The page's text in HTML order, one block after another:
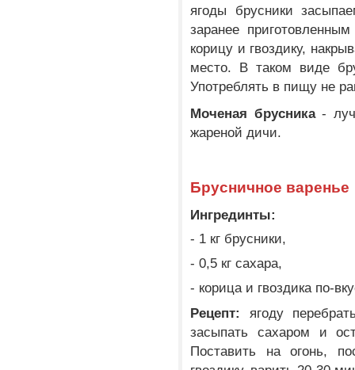
ягоды брусники
заранее
корицу и гвоздику,
место. В таком виде
Употреблять в пищу не
Моченая брусника-
жареной дичи.
Брусничное варенье
Ингрединты:
- 1 кг брусники,
- 0,5 кг сахара,
- корица и гвоздика по-
Рецепт:
ягоду
засыпать сахаром и
Поставить на огонь,